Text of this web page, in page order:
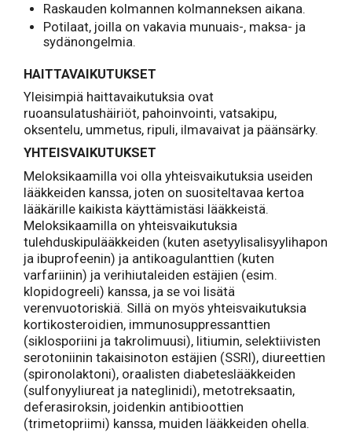
Raskauden kolmannen kolmanneksen aikana.
Potilaat, joilla on vakavia munuais-, maksa- ja
sydänongelmia.
HAITTAVAIKUTUKSET
Yleisimpiä haittavaikutuksia ovat
ruoansulatushäiriöt, pahoinvointi, vatsakipu,
oksentelu, ummetus, ripuli, ilmavaivat ja päänsärky.
YHTEISVAIKUTUKSET
Meloksikaamilla voi olla yhteisvaikutuksia useiden
lääkkeiden kanssa, joten on suositeltavaa kertoa
lääkärille kaikista käyttämistäsi lääkkeistä.
Meloksikaamilla on yhteisvaikutuksia
tulehduskipulääkkeiden (kuten asetyylisalisyylihapon
ja ibuprofeenin) ja antikoagulanttien (kuten
varfariinin) ja verihiutaleiden estäjien (esim.
klopidogreeli) kanssa, ja se voi lisätä
verenvuotoriskiä. Sillä on myös yhteisvaikutuksia
kortikosteroidien, immunosuppressanttien
(siklosporiini ja takrolimuusi), litiumin, selektiivisten
serotoniinin takaisinoton estäjien (SSRI), diureettien
(spironolaktoni), oraalisten diabeteslääkkeiden
(sulfonyyliureat ja nateglinidi), metotreksaatin,
deferasiroksin, joidenkin antibioottien
(trimetopriimi) kanssa, muiden lääkkeiden ohella.